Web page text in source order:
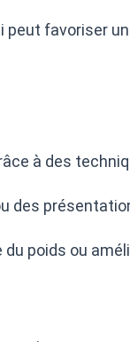
peut favoriser
à des
des
poids ou